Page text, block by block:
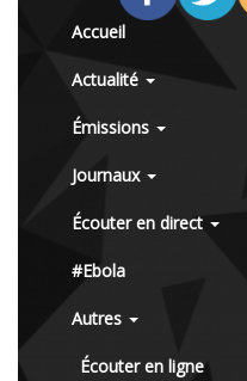
Accueil
Actualité
Émissions
Journaux
Écouter en direct
#Ebola
Autres
Écouter en ligne